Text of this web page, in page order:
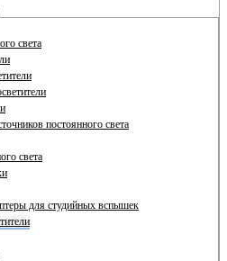
света
постоянного света
света
для студийных вспышек